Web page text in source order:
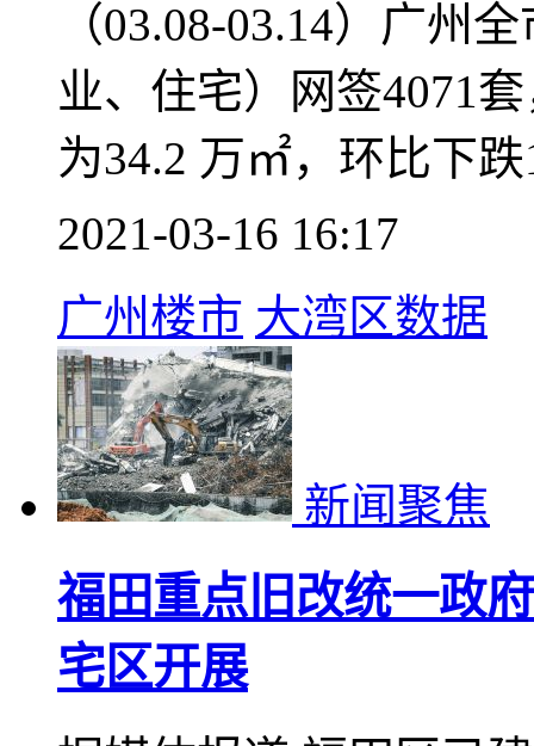
3月第2周，广州一手
平稳
据乐有家研究中心数
（03.08-03.14）广州
业、住宅）网签4071
为34.2 万㎡，环比下跌
2021-03-16 16:17
广州楼市 大湾区数据